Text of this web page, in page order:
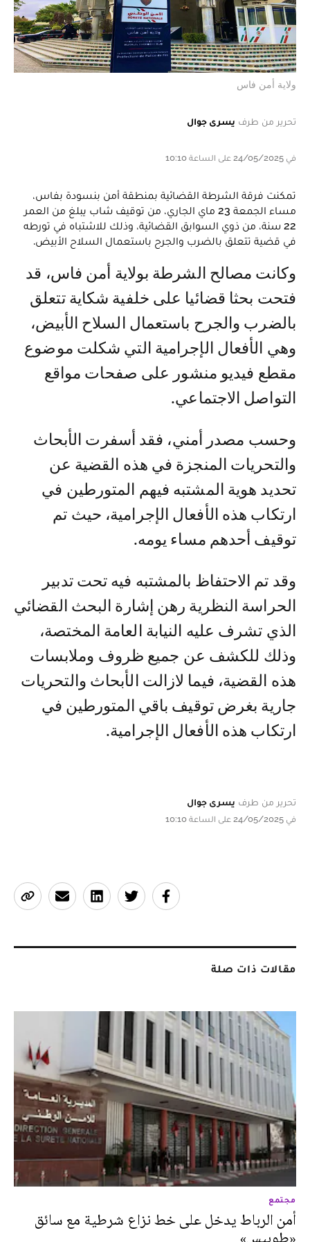
ولاية أمن فاس
تحرير من طرف يسرى جوال
في 24/05/2025 على الساعة 10:10
تمكنت فرقة الشرطة القضائية بمنطقة أمن بنسودة بفاس،
مساء الجمعة 23 ماي الجاري، من توقيف شاب يبلغ من العمر
22 سنة، من ذوي السوابق القضائية، وذلك للاشتباه في تورطه
في قضية تتعلق بالضرب والجرح باستعمال السلاح الأبيض.
وكانت مصالح الشرطة بولاية أمن فاس، قد
فتحت بحثا قضائيا على خلفية شكاية تتعلق
بالضرب والجرح باستعمال السلاح الأبيض،
وهي الأفعال الإجرامية التي شكلت موضوع
مقطع فيديو منشور على صفحات مواقع
التواصل الاجتماعي.
وحسب مصدر أمني، فقد أسفرت الأبحاث
والتحريات المنجزة في هذه القضية عن
تحديد هوية المشتبه فيهم المتورطين في
ارتكاب هذه الأفعال الإجرامية، حيث تم
توقيف أحدهم مساء يومه.
وقد تم الاحتفاظ بالمشتبه فيه تحت تدبير
الحراسة النظرية رهن إشارة البحث القضائي
الذي تشرف عليه النيابة العامة المختصة،
وذلك للكشف عن جميع ظروف وملابسات
هذه القضية، فيما لازالت الأبحاث والتحريات
جارية بغرض توقيف باقي المتورطين في
ارتكاب هذه الأفعال الإجرامية.
تحرير من طرف يسرى جوال
في 24/05/2025 على الساعة 10:10
مقالات ذات صلة
مجتمع
أمن الرباط يدخل على خط نزاع شرطية مع سائق
«طوبيس»